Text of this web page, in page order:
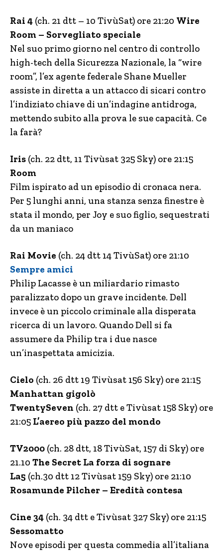
Rai 4 (ch. 21 dtt – 10 TivùSat) ore 21:20 Wire
Room – Sorvegliato speciale
Nel suo primo giorno nel centro di controllo
high-tech della Sicurezza Nazionale, la “wire
room”, l’ex agente federale Shane Mueller
assiste in diretta a un attacco di sicari contro
l’indiziato chiave di un’indagine antidroga,
mettendo subito alla prova le sue capacità. Ce
la farà?
Iris (ch. 22 dtt, 11 Tivùsat 325 Sky) ore 21:15
Room
Film ispirato ad un episodio di cronaca nera.
Per 5 lunghi anni, una stanza senza finestre è
stata il mondo, per Joy e suo figlio, sequestrati
da un maniaco
Rai Movie (ch. 24 dtt 14 TivùSat) ore 21:10
Sempre amici
Philip Lacasse è un miliardario rimasto
paralizzato dopo un grave incidente. Dell
invece è un piccolo criminale alla disperata
ricerca di un lavoro. Quando Dell si fa
assumere da Philip tra i due nasce
un’inaspettata amicizia.
Cielo (ch. 26 dtt 19 Tivùsat 156 Sky) ore 21:15
Manhattan gigolò
TwentySeven (ch. 27 dtt e Tivùsat 158 Sky) ore
21:05 L’aereo più pazzo del mondo
TV2000 (ch. 28 dtt, 18 TivùSat, 157 di Sky) ore
21.10 The Secret La forza di sognare
La5 (ch.30 dtt 12 Tivùsat 159 Sky) ore 21:10
Rosamunde Pilcher – Eredità contesa
Cine 34 (ch. 34 dtt e Tivùsat 327 Sky) ore 21:15
Sessomatto
Nove episodi per questa commedia all’italiana